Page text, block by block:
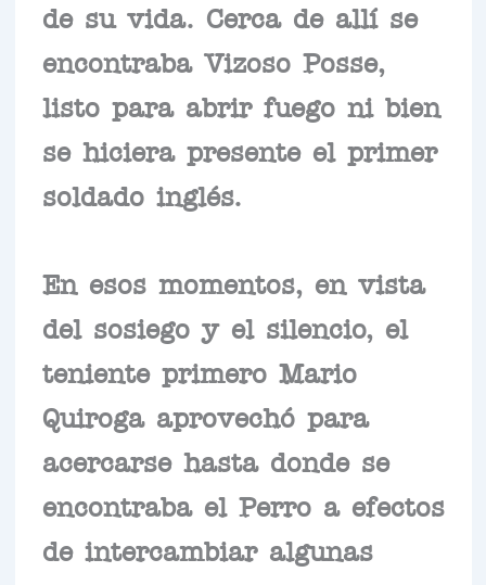
de su vida. Cerca de allí se
encontraba Vizoso Posse,
listo para abrir fuego ni bien
se hiciera presente el primer
soldado inglés.
En esos momentos, en vista
del sosiego y el silencio, el
teniente primero Mario
Quiroga aprovechó para
acercarse hasta donde se
encontraba el Perro a efectos
de intercambiar algunas